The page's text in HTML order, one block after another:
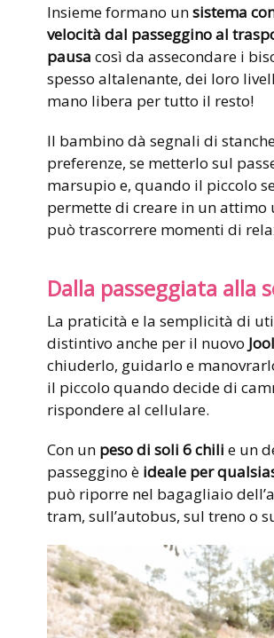
Insieme formano unsistema
velocità dal passeggino al
pausa così da assecondare i
spesso altalenante, dei loro
mano libera per tutto il resto!
Il bambino dà segnali di
preferenze, se metterlo sul
marsupio e, quando il piccolo
permette di creare in un attimo
può trascorrere momenti di
Dalla passeggiata alla
La praticità e la semplicità di
distintivo anche per il nuovo
chiuderlo, guidarlo e
il piccolo quando decide di
rispondere al cellulare.
Con un peso di soli 6 chili e un
passeggino è ideale per
può riporre nel bagagliaio
tram, sull’autobus, sul treno o